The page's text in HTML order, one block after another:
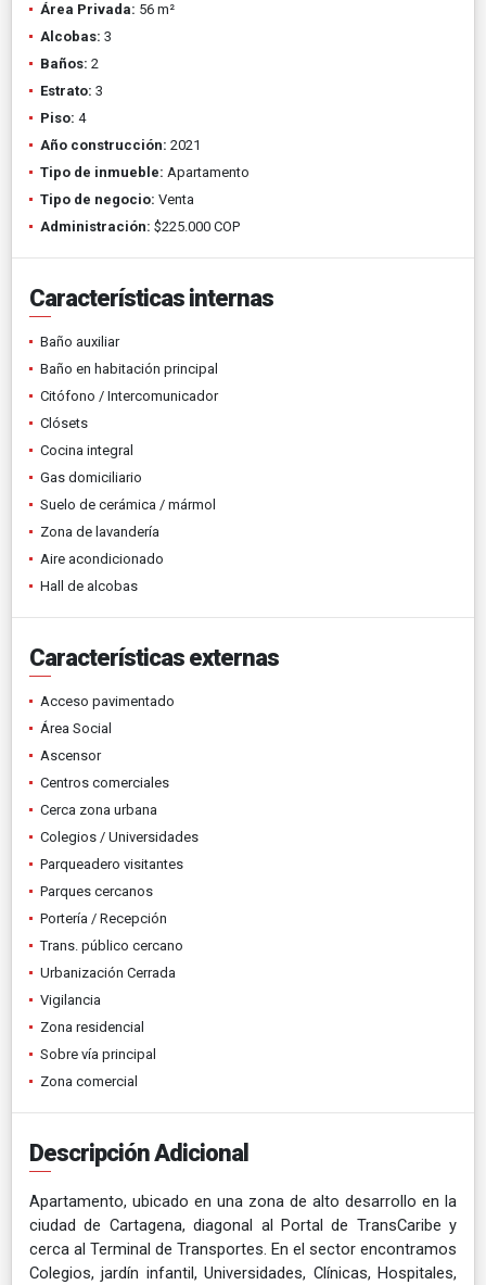
Área Privada: 56 m²
Alcobas: 3
Baños: 2
Estrato: 3
Piso: 4
Año construcción: 2021
Tipo de inmueble: Apartamento
Tipo de negocio: Venta
Administración: $225.000 COP
Características internas
Baño auxiliar
Baño en habitación principal
Citófono / Intercomunicador
Clósets
Cocina integral
Gas domiciliario
Suelo de cerámica / mármol
Zona de lavandería
Aire acondicionado
Hall de alcobas
Características externas
Acceso pavimentado
Área Social
Ascensor
Centros comerciales
Cerca zona urbana
Colegios / Universidades
Parqueadero visitantes
Parques cercanos
Portería / Recepción
Trans. público cercano
Urbanización Cerrada
Vigilancia
Zona residencial
Sobre vía principal
Zona comercial
Descripción Adicional
Apartamento, ubicado en una zona de alto desarrollo en la
ciudad de Cartagena, diagonal al Portal de TransCaribe y
cerca al Terminal de Transportes. En el sector encontramos
Colegios, jardín infantil, Universidades, Clínicas, Hospitales,